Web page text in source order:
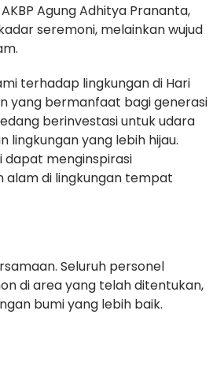
Agung Adhitya Prananta,
seremoni, melainkan wujud
terhadap lingkungan di Hari
yang bermanfaat bagi generasi
berinvestasi untuk udara
lingkungan yang lebih hijau.
dapat menginspirasi
di lingkungan tempat
Seluruh personel
di area yang telah ditentukan,
bumi yang lebih baik.